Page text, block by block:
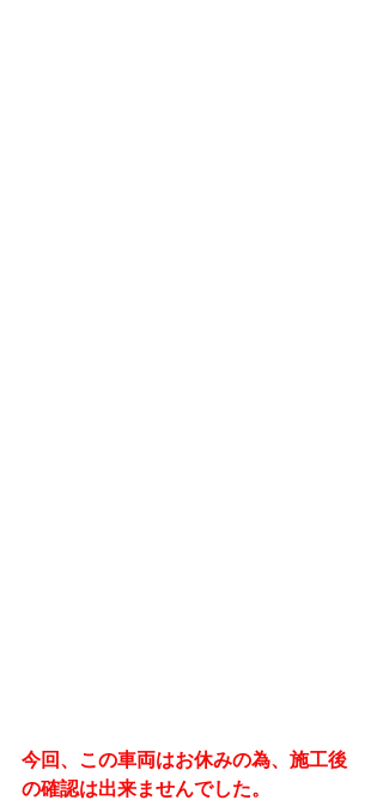
今回、この車両はお休みの為、施工後
の確認は出来ませんでした。